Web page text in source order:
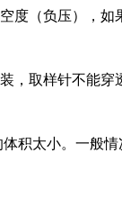
（负压），如
取样针不能穿
太小。一般情